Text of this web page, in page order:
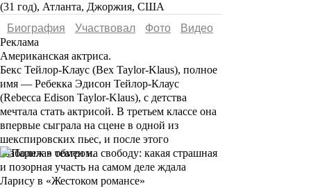
(31 год), Атланта, Джоржия, США
Биография
Участвовал Фото
Видеo
Реклама
Американская актриса.
Бекс Тейлор-Клаус (Bex Taylor-Klaus), полное
имя — Ребекка Эдисон Тейлор-Клаус
(Rebecca Edison Taylor-Klaus), с детства
мечтала стать актрисой. В третьем классе она
впервые сыграла на сцене в одной из
шекспировских пьес, и после этого
«заболела» театром.